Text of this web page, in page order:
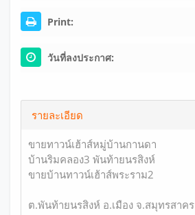
Print:
วันที่ลงประกาศ:
รายละเอียด
ขายทาวน์เฮ้าส์หมู่บ้านกานดา
บ้านริมคลอง3 พันท้ายนรสิงห์
ขายบ้านทาวน์เฮ้าส์พระราม2
ต.พันท้ายนรสิงห์ อ.เมือง จ.สมุทรสาคร